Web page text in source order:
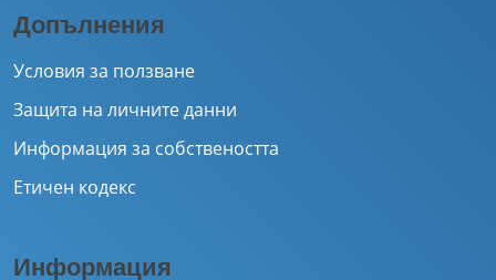
Допълнения
Условия за ползване
Защита на личните данни
Информация за собствеността
Етичен кодекс
Информация